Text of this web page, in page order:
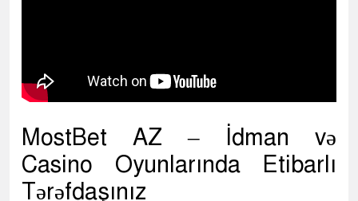
MostBet AZ – İdman və
Casino Oyunlarında Etibarlı
Tərəfdaşınız